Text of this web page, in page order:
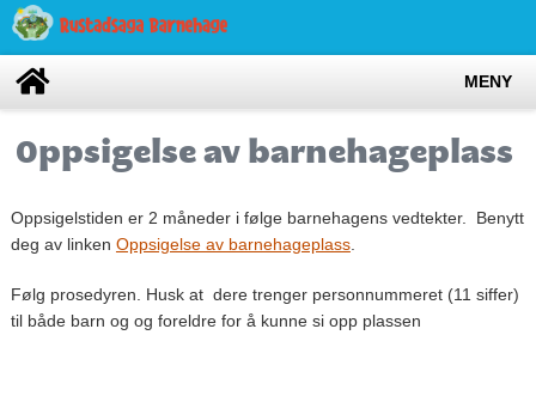
MENY
Oppsigelse av barnehageplass
Oppsigelstiden er 2 måneder i følge barnehagens vedtekter. Benytt
deg av linken Oppsigelse av barnehageplass.
Følg prosedyren. Husk at dere trenger personnummeret (11 siffer)
til både barn og og foreldre for å kunne si opp plassen